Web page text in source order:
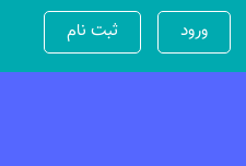
ورود ثبت نام